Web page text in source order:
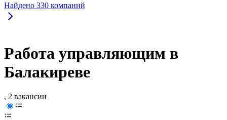
Найдено 330 компаний
Работа управляющим в
Балакиреве
, 2 вакансии